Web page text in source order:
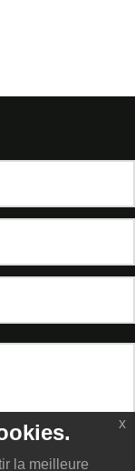
la meilleure
x